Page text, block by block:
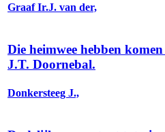
Graaf Ir.J. van der,
Die heimwee hebben
J.T. Doornebal.
Donkersteeg J.,